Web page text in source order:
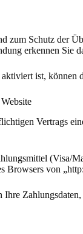
zum Schutz der
erkennen Sie
ist, können
Vertrags
(Visa/
Browsers von